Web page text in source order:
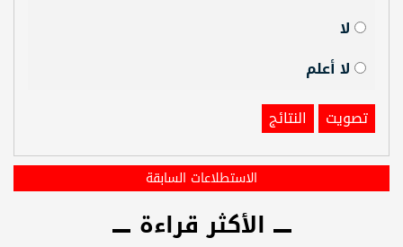
لا
لا أعلم
تصويت
النتائج
الاستطلاعات السابقة
الأكثر قراءة